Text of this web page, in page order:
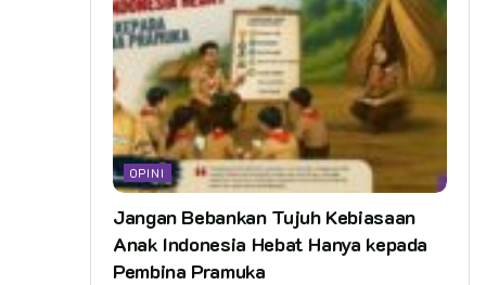
OPINI
Jangan Bebankan Tujuh Kebiasaan
Anak Indonesia Hebat Hanya kepada
Pembina Pramuka